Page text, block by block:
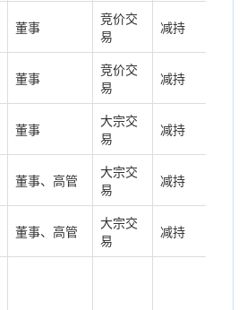
董事
竞价交
易
减持
董事
竞价交
易
减持
董事
大宗交
易
减持
董事、高管
大宗交
易
减持
董事、高管
大宗交
易
减持